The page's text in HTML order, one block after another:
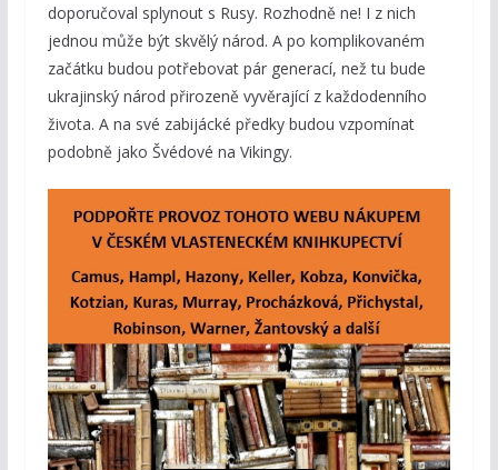
doporučoval splynout s Rusy. Rozhodně ne! I z nich
jednou může být skvělý národ. A po komplikovaném
začátku budou potřebovat pár generací, než tu bude
ukrajinský národ přirozeně vyvěrající z každodenního
života. A na své zabijácké předky budou vzpomínat
podobně jako Švédové na Vikingy.